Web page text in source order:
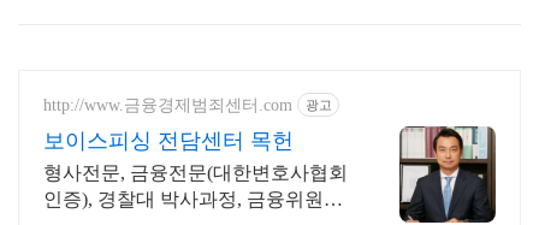
http://www.금융경제범죄센터.com 광고
보이스피싱 전담센터 목헌
형사전문, 금융전문(대한변호사협회
인증), 경찰대 박사과정, 금융위원회